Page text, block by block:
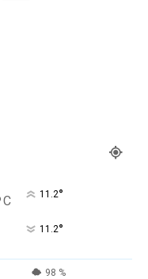
C 11.2°
11.2°
98 %